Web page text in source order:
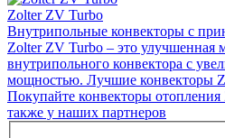
Zolter ZV Turbo
Внутрипольные конвекторы с
Zolter ZV Turbo – это улучшенная
внутрипольного конвектора с
мощностью. Лучшие конвекторы
Покупайте конвекторы
также у наших партнеров